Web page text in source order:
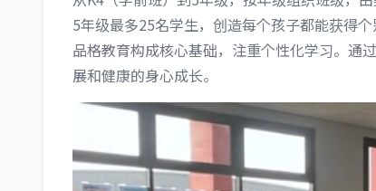
5年级最多25名学生，创造每个孩子都能获得
品格教育构成核心基础，注重个性化学习。通
展和健康的身心成长。